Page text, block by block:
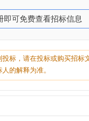
即可免费查看招标信息
投标，请在投标或购买招
的解释为准。